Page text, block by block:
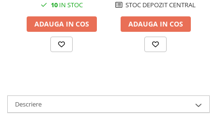
10IN STOC
ADAUGA IN COS
STOC DEPOZIT CENTRAL
ADAUGA IN COS
Descriere